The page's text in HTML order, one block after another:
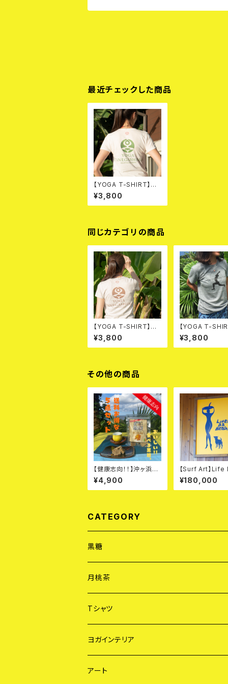
最近チェックした商品
【YOGA T-SHIRT】YT
ロゴ バックプリントTシ
ャツ
¥3,800
同じカテゴリの商品
【YOGA T-SHIRT】YT
ロゴ バックプリントTシ
ャツ
¥3,800
【YOGA T-
e filled with
シャツ（スミ色）
¥3,800
その他の商品
【健康志向！！】沖ヶ浜田
の黒糖「雫」 200g 5
点セット
¥4,900
【Surf Art】
ach !!
¥180,000
CATEGORY
黒糖
黒糖「雫」
黒糖「ゆめのたね」
月桃茶
Tシャツ
ヨガ Tシャツ
サーフ Tシャツ
ヨガインテリア
サンキャッチャー
アート